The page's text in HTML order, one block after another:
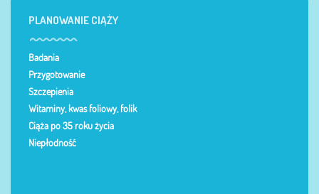
PLANOWANIE CIĄŻY
Badania
Przygotowanie
Szczepienia
Witaminy, kwas foliowy, folik
Ciąża po 35 roku życia
Niepłodność